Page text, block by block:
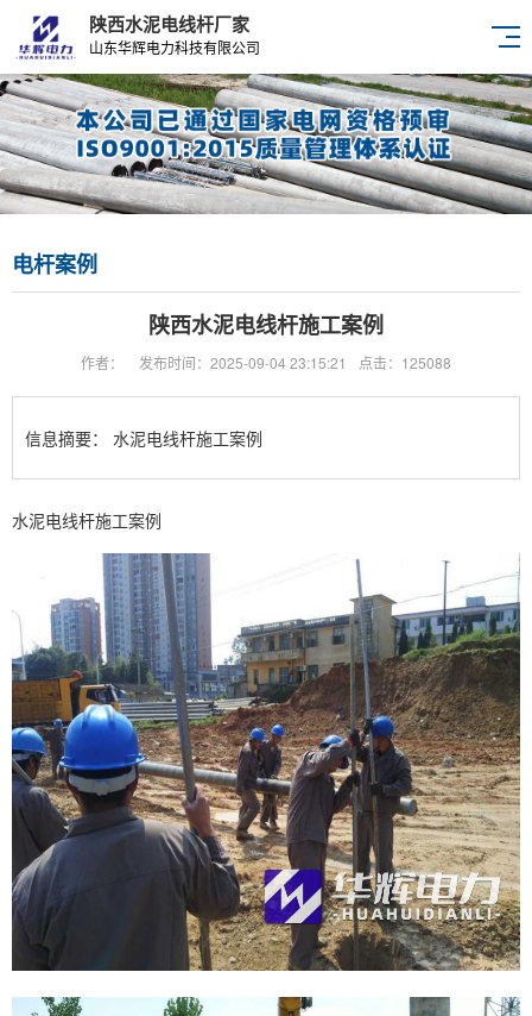
陕西水泥电线杆厂家
山东华辉电力科技有限公司
电杆案例
陕西水泥电线杆施工案例
作者： 发布时间：2025-09-04 23:15:21 点击：125088
信息摘要： 水泥电线杆施工案例
水泥电线杆施工案例